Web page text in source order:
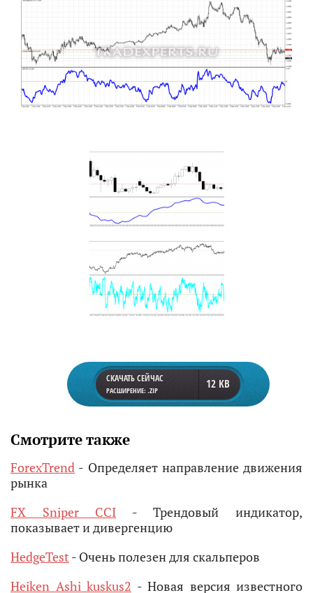
СКАЧАТЬ СЕЙЧАС
РАСШИРЕНИЕ: .ZIP 12 KB
Смотрите также
ForexTrend - Определяет направление движения
рынка
FX Sniper CCI - Трендовый индикатор,
показывает и дивергенцию
HedgeTest - Очень полезен для скальперов
Heiken Ashi kuskus2 - Новая версия известного